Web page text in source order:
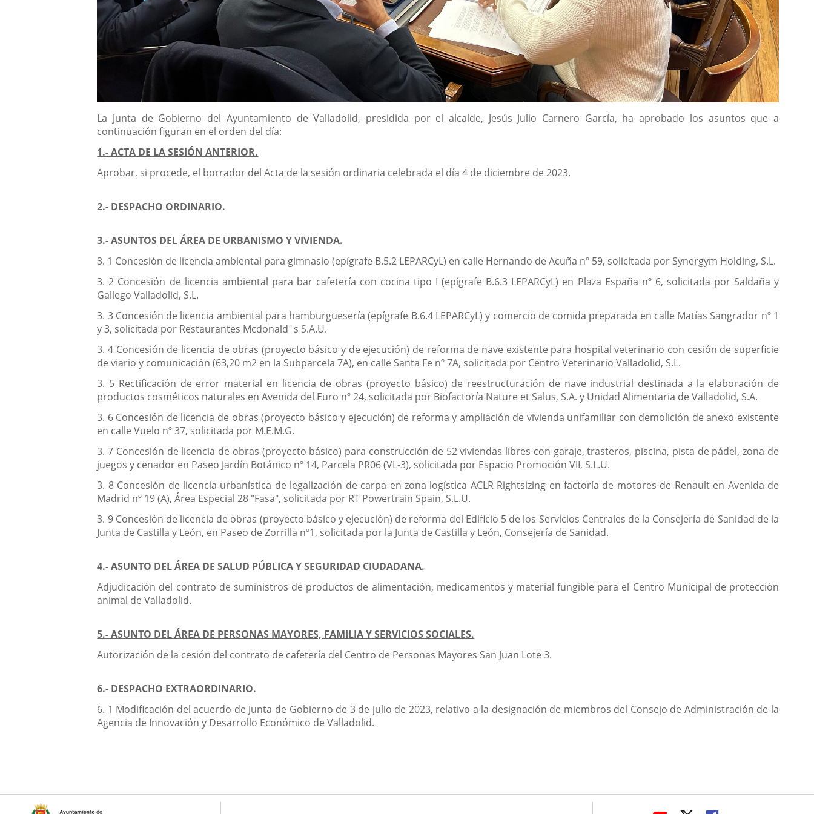
Descripción
La Junta de Gobierno del Ayuntamiento de Valladolid, presidida por el alcalde, Jesús Julio Carnero García, ha aprobado los asuntos que a
continuación figuran en el orden del día:
1.- ACTA DE LA SESIÓN ANTERIOR.
Aprobar, si procede, el borrador del Acta de la sesión ordinaria celebrada el día 4 de diciembre de 2023.
2.- DESPACHO ORDINARIO.
3.- ASUNTOS DEL ÁREA DE URBANISMO Y VIVIENDA.
3. 1 Concesión de licencia ambiental para gimnasio (epígrafe B.5.2 LEPARCyL) en calle Hernando de Acuña nº 59, solicitada por Synergym Holding, S.L.
3. 2 Concesión de licencia ambiental para bar cafetería con cocina tipo I (epígrafe B.6.3 LEPARCyL) en Plaza España nº 6, solicitada por Saldaña y
Gallego Valladolid, S.L.
3. 3 Concesión de licencia ambiental para hamburguesería (epígrafe B.6.4 LEPARCyL) y comercio de comida preparada en calle Matías Sangrador nº 1
y 3, solicitada por Restaurantes Mcdonald´s S.A.U.
3. 4 Concesión de licencia de obras (proyecto básico y de ejecución) de reforma de nave existente para hospital veterinario con cesión de superficie
de viario y comunicación (63,20 m2 en la Subparcela 7A), en calle Santa Fe nº 7A, solicitada por Centro Veterinario Valladolid, S.L.
3. 5 Rectificación de error material en licencia de obras (proyecto básico) de reestructuración de nave industrial destinada a la elaboración de
productos cosméticos naturales en Avenida del Euro nº 24, solicitada por Biofactoría Nature et Salus, S.A. y Unidad Alimentaria de Valladolid, S.A.
3. 6 Concesión de licencia de obras (proyecto básico y ejecución) de reforma y ampliación de vivienda unifamiliar con demolición de anexo existente
en calle Vuelo nº 37, solicitada por M.E.M.G.
3. 7 Concesión de licencia de obras (proyecto básico) para construcción de 52 viviendas libres con garaje, trasteros, piscina, pista de pádel, zona de
juegos y cenador en Paseo Jardín Botánico nº 14, Parcela PR06 (VL-3), solicitada por Espacio Promoción VII, S.L.U.
3. 8 Concesión de licencia urbanística de legalización de carpa en zona logística ACLR Rightsizing en factoría de motores de Renault en Avenida de
Madrid nº 19 (A), Área Especial 28 "Fasa", solicitada por RT Powertrain Spain, S.L.U.
3. 9 Concesión de licencia de obras (proyecto básico y ejecución) de reforma del Edificio 5 de los Servicios Centrales de la Consejería de Sanidad de la
Junta de Castilla y León, en Paseo de Zorrilla nº1, solicitada por la Junta de Castilla y León, Consejería de Sanidad.
4.- ASUNTO DEL ÁREA DE SALUD PÚBLICA Y SEGURIDAD CIUDADANA.
Adjudicación del contrato de suministros de productos de alimentación, medicamentos y material fungible para el Centro Municipal de protección
animal de Valladolid.
5.- ASUNTO DEL ÁREA DE PERSONAS MAYORES, FAMILIA Y SERVICIOS SOCIALES.
Autorización de la cesión del contrato de cafetería del Centro de Personas Mayores San Juan Lote 3.
6.- DESPACHO EXTRAORDINARIO.
6. 1 Modificación del acuerdo de Junta de Gobierno de 3 de julio de 2023, relativo a la designación de miembros del Consejo de Administración de la
Agencia de Innovación y Desarrollo Económico de Valladolid.